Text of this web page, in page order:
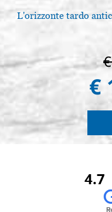
L'orizzonte tardo
€
4.7